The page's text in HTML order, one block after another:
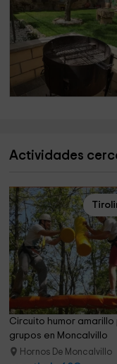
Actividades
Circuito humor amarillo
grupos en Moncalvillo
Hornos De Moncalvillo